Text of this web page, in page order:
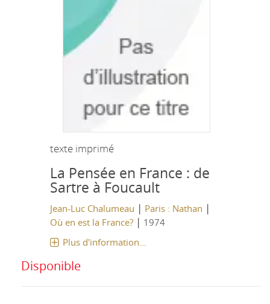
texte imprimé
La Pensée en France : de
Sartre à Foucault
Jean-Luc Chalumeau | Paris : Nathan |
Où en est la France?| 1974
Plus d'information...
Disponible